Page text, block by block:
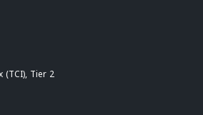
(TCI), Tier 2